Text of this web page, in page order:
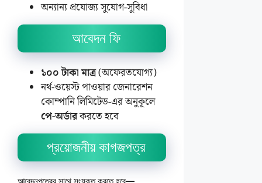
অন্যান্য প্রযোজ্য সুযোগ-সুবিধা
আবেদন ফি
১০০ টাকা মাত্র(অফেরতযোগ্য)
নর্থ-ওয়েস্ট পাওয়ার জেনারেশন
কোম্পানি লিমিটেড-এর অনুকূলে
পে-অর্ডারকরতে হবে
প্রয়োজনীয় কাগজপত্র